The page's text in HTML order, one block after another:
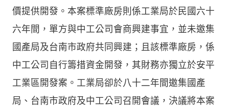
價提供開發。本案標準廠房則係工業局於民國六十
六年間，單方與中工公司會商興建事宜，並未邀集
國產局及台南市政府共同興建；且該標準廠房，係
中工公司自行籌措資金開發，其財務亦獨立於安平
工業區開發案。工業局卻於八十二年間邀集國產
局、台南市政府及中工公司召開會議，決議將本案